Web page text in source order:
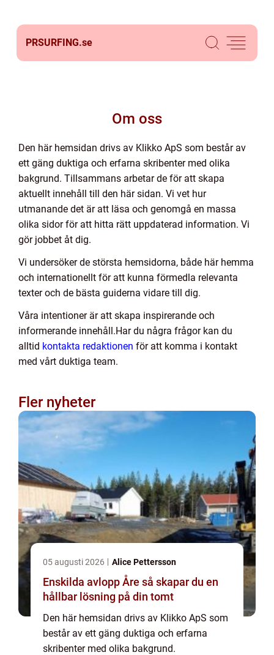
PRSURFING.se
Om oss
Den här hemsidan drivs av Klikko ApS som består av
ett gäng duktiga och erfarna skribenter med olika
bakgrund. Tillsammans arbetar de för att skapa
aktuellt innehåll till den här sidan. Vi vet hur
utmanande det är att läsa och genomgå en massa
olika sidor för att hitta rätt uppdaterad information. Vi
gör jobbet åt dig.
Vi undersöker de största hemsidorna, både här hemma
och internationellt för att kunna förmedla relevanta
texter och de bästa guiderna vidare till dig.
Våra intentioner är att skapa inspirerande och
informerande innehåll.Har du några frågor kan du
alltid kontakta redaktionen för att komma i kontakt
med vårt duktiga team.
Fler nyheter
05 augusti 2026 Alice Pettersson
Enskilda avlopp Åre så skapar du en
hållbar lösning på din tomt
Den här hemsidan drivs av Klikko ApS som
består av ett gäng duktiga och erfarna
skribenter med olika bakgrund.